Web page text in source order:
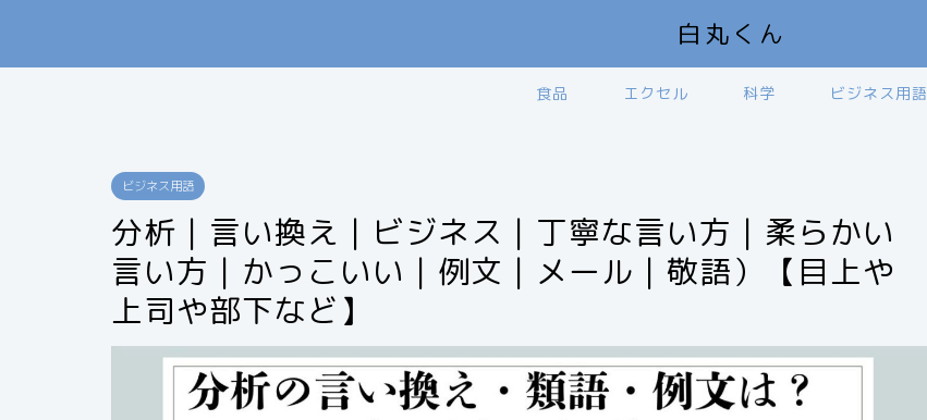
白丸くん
食品 エクセル 科学 ビジネス用語
ビジネス用語
分析｜言い換え｜ビジネス｜丁寧な言い方｜柔らかい
言い方｜かっこいい｜例文｜メール｜敬語）【目上や
上司や部下など】